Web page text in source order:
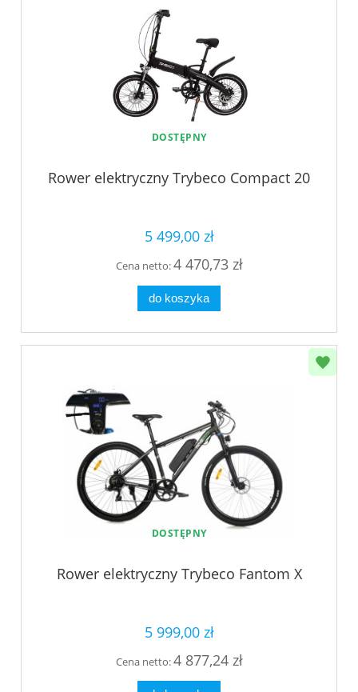
DOSTĘPNY
Rower elektryczny Trybeco Compact 20
5 499,00 zł
Cena netto:4 470,73 zł
do koszyka
DOSTĘPNY
Rower elektryczny Trybeco Fantom X
5 999,00 zł
Cena netto:4 877,24 zł